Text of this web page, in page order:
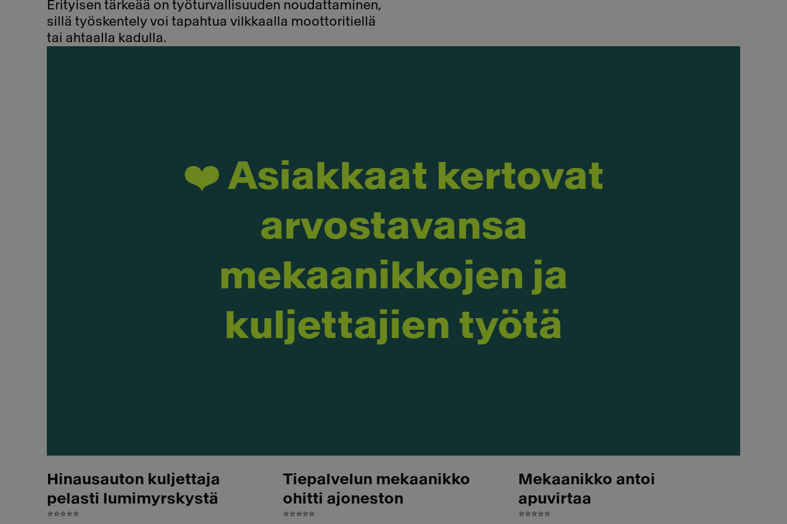
Erityisen tärkeää on työturvallisuuden noudattaminen,
sillä työskentely voi tapahtua vilkkaalla moottoritiellä
tai ahtaalla kadulla.
❤️ Asiakkaat kertovat
arvostavansa
mekaanikkojen ja
kuljettajien työtä
Hinausauton kuljettaja
pelasti lumimyrskystä
⭐⭐⭐⭐⭐
Tiepalvelun mekaanikko
ohitti ajoneston
⭐⭐⭐⭐⭐
Mekaanikko antoi
apuvirtaa
⭐⭐⭐⭐⭐